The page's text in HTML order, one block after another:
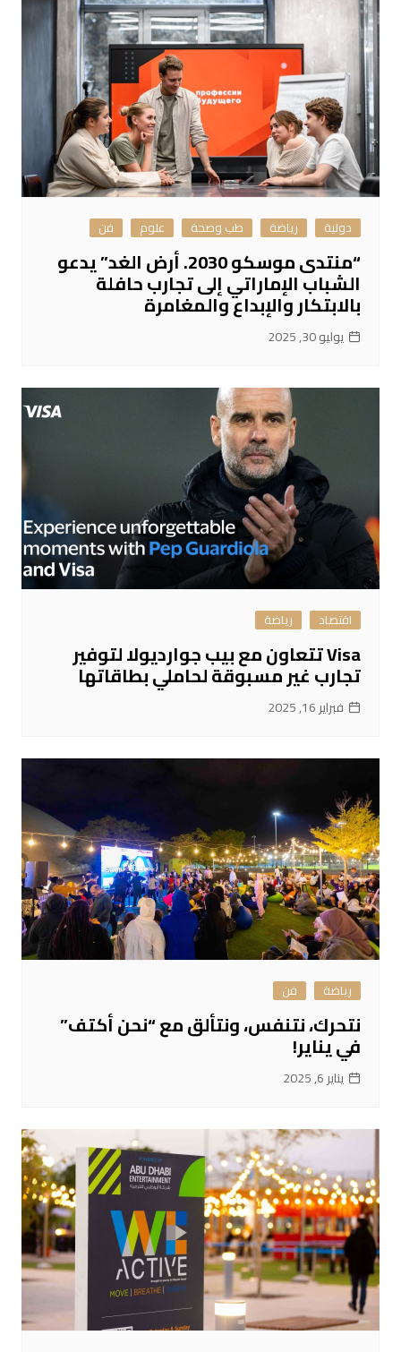
دولية رياضة طب وصحة علوم فن
“منتدى موسكو 2030. أرض الغد” يدعو
الشباب الإماراتي إلى تجارب حافلة
بالابتكار والإبداع والمغامرة
يوليو 30, 2025
اقتصاد رياضة
Visa تتعاون مع بيب جوارديولا لتوفير
تجارب غير مسبوقة لحاملي بطاقاتها
فبراير 16, 2025
رياضة فن
نتحرك، نتنفس، ونتألق مع “نحن أكتف”
في يناير!
يناير 6, 2025